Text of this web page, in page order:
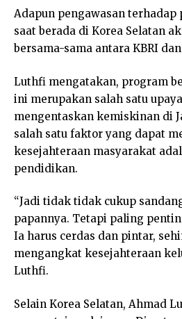
Adapun pengawasan terhadap
saat berada di Korea Selatan
bersama-sama antara KBRI
Luthfi mengatakan, program
ini merupakan salah satu
mengentaskan kemiskinan di
salah satu faktor yang dapat
kesejahteraan masyarakat
pendidikan.
“Jadi tidak tidak cukup
papannya. Tetapi paling
Ia harus cerdas dan pintar,
mengangkat kesejahteraan
Luthfi.
Selain Korea Selatan, Ahmad